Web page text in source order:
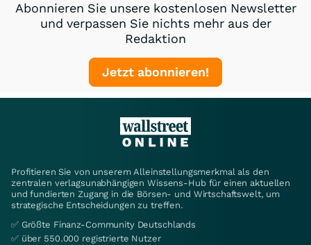
Abonnieren Sie unsere kostenlosen Newsletter
und verpassen Sie nichts mehr aus der
Redaktion
Jetzt abonnieren!
Profitieren Sie von unserem Alleinstellungsmerkmal als den
zentralen verlagsunabhängigen Wissens-Hub für einen aktuellen
und fundierten Zugang in die Börsen- und Wirtschaftswelt, um
strategische Entscheidungen zu treffen.
✅ Größte Finanz-Community Deutschlands
✅ über 550.000 registrierte Nutzer